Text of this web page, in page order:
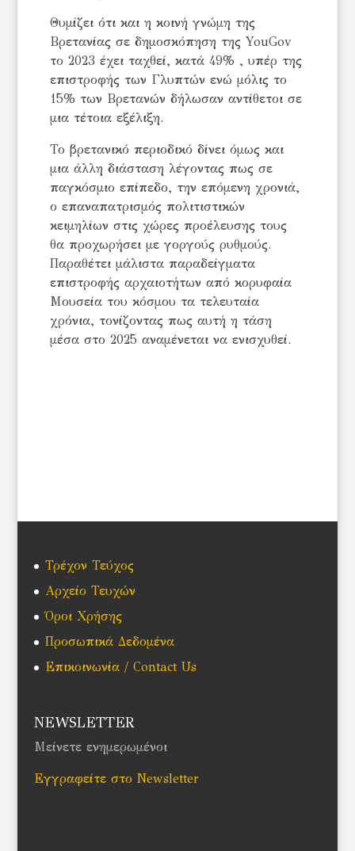
Θυμίζει ότι και η κοινή γνώμη της
Βρετανίας σε δημοσκόπηση της YouGov
το 2023 έχει ταχθεί, κατά 49% , υπέρ της
επιστροφής των Γλυπτών ενώ μόλις το
15% των Βρετανών δήλωσαν αντίθετοι σε
μια τέτοια εξέλιξη.
Το βρετανικό περιοδικό δίνει όμως και
μια άλλη διάσταση λέγοντας πως σε
παγκόσμιο επίπεδο, την επόμενη χρονιά,
ο επαναπατρισμός πολιτιστικών
κειμηλίων στις χώρες προέλευσης τους
θα προχωρήσει με γοργούς ρυθμούς.
Παραθέτει μάλιστα παραδείγματα
επιστροφής αρχαιοτήτων από κορυφαία
Μουσεία του κόσμου τα τελευταία
χρόνια, τονίζοντας πως αυτή η τάση
μέσα στο 2025 αναμένεται να ενισχυθεί.
Τρέχον Τεύχος
Αρχείο Τευχών
Όροι Χρήσης
Προσωπικά Δεδομένα
Επικοινωνία / Contact Us
NEWSLETTER
Μείνετε ενημερωμένοι
Εγγραφείτε στο Newsletter